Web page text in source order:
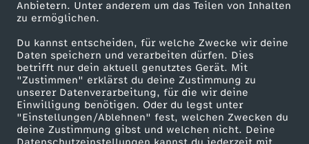
Anbietern. Unter anderem um das Teilen von Inhalten
zu ermöglichen.
Du kannst entscheiden, für welche Zwecke wir deine
Daten speichern und verarbeiten dürfen. Dies
betrifft nur dein aktuell genutztes Gerät. Mit
"Zustimmen" erklärst du deine Zustimmung zu
unserer Datenverarbeitung, für die wir deine
Einwilligung benötigen. Oder du legst unter
"Einstellungen/Ablehnen" fest, welchen Zwecken du
deine Zustimmung gibst und welchen nicht. Deine
u
g
a
l
Karriere
ZDF goes Schule
Werbefernsehen
Mainzelmännchen